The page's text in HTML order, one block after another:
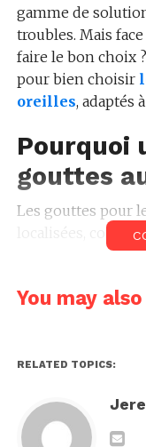
gamme de
troubles. Mais
faire le bon choix
pour bien choisir
oreilles, adaptés
Pourquoi
gouttes
Les gouttes pour
localisées,
Traiter ou
You may
RELATED TOPICS: